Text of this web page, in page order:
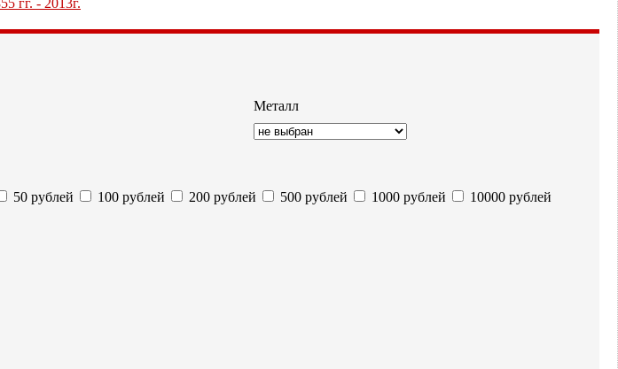
гг. - 2013г.
Металл
50 рублей 100 рублей 200 рублей 500 рублей 1000 рублей
10000 рублей